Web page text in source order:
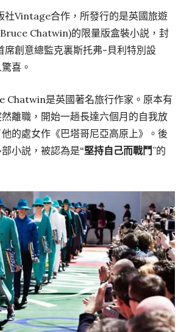
Vintage合作，所發行的是英國旅遊
Chatwin)的限量版盒裝小説，封
創意總監克裏斯托弗-貝利特別設
喜。
Chatwin是英國著名旅行作家。原本有
離職，開始一趟長達六個月的自我放
的處女作《巴塔哥尼亞高原上》。後
小説，被認為是“堅持自己而戰鬥”的